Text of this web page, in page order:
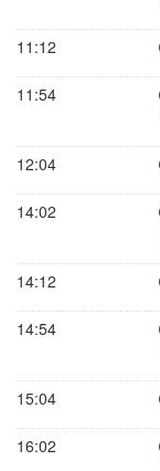
11:12
11:54
12:04
14:02
14:12
14:54
15:04
16:02